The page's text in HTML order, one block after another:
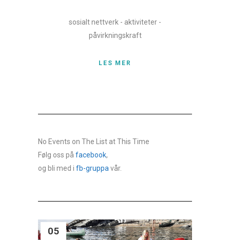
sosialt nettverk - aktiviteter -
påvirkningskraft
LES MER
No Events on The List at This Time
Følg oss på facebook,
og bli med i fb-gruppavår.
05